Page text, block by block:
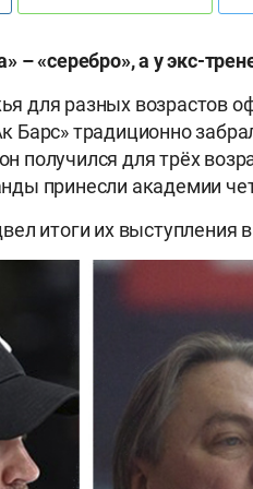
– «серебро», а у экс-
для разных возрастов
Барс» традиционно
получился для трёх
принесли академии
итоги их выступления